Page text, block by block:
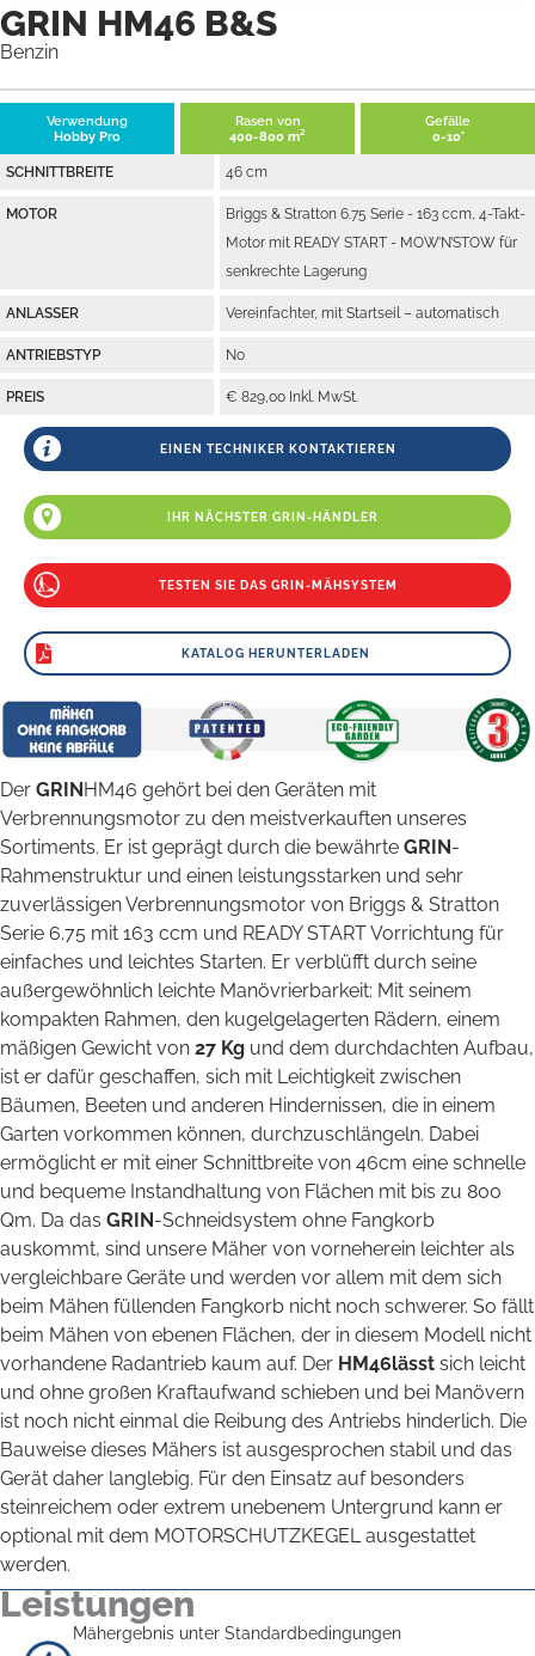
GRIN HM46 B&S
Benzin
Verwendung
Hobby Pro
Rasen von
400-800 m²
Gefälle
0-10°
SCHNITTBREITE 46 cm
MOTOR
Briggs & Stratton 6.75 Serie - 163 ccm, 4-Takt-
Motor mit READY START - MOW’N’STOW für
senkrechte Lagerung
ANLASSER Vereinfachter, mit Startseil – automatisch
ANTRIEBSTYP No
PREIS € 829,00 Inkl. MwSt.
EINEN TECHNIKER KONTAKTIEREN
IHR NÄCHSTER GRIN-HÄNDLER
TESTEN SIE DAS GRIN-MÄHSYSTEM
KATALOG HERUNTERLADEN
Der GRIN HM46 gehört bei den Geräten mit
Verbrennungsmotor zu den meistverkauften unseres
Sortiments. Er ist geprägt durch die bewährte GRIN -
Rahmenstruktur und einen leistungsstarken und sehr
zuverlässigen Verbrennungsmotor von Briggs & Stratton
Serie 6.75 mit 163 ccm und READY START Vorrichtung für
einfaches und leichtes Starten. Er verblüfft durch seine
außergewöhnlich leichte Manövrierbarkeit: Mit seinem
kompakten Rahmen, den kugelgelagerten Rädern, einem
mäßigen Gewicht von 27 Kg und dem durchdachten Aufbau,
ist er dafür geschaffen, sich mit Leichtigkeit zwischen
Bäumen, Beeten und anderen Hindernissen, die in einem
Garten vorkommen können, durchzuschlängeln. Dabei
ermöglicht er mit einer Schnittbreite von 46cm eine schnelle
und bequeme Instandhaltung von Flächen mit bis zu 800
Qm. Da das GRIN -Schneidsystem ohne Fangkorb
auskommt, sind unsere Mäher von vorneherein leichter als
vergleichbare Geräte und werden vor allem mit dem sich
beim Mähen füllenden Fangkorb nicht noch schwerer. So fällt
beim Mähen von ebenen Flächen, der in diesem Modell nicht
vorhandene Radantrieb kaum auf. Der HM46lässt sich leicht
und ohne großen Kraftaufwand schieben und bei Manövern
ist noch nicht einmal die Reibung des Antriebs hinderlich. Die
Bauweise dieses Mähers ist ausgesprochen stabil und das
Gerät daher langlebig. Für den Einsatz auf besonders
steinreichem oder extrem unebenem Untergrund kann er
optional mit dem MOTORSCHUTZKEGEL ausgestattet
werden.
Leistungen
Mähergebnis unter Standardbedingungen